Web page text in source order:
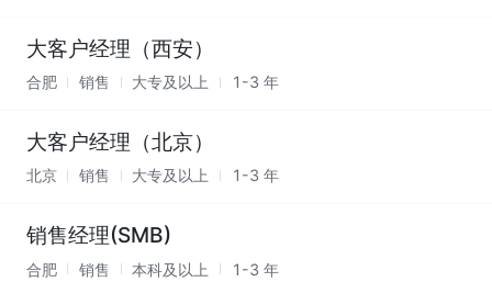
大客户经理（西安）
合肥 销售 大专及以上 1-3 年
大客户经理（北京）
北京 销售 大专及以上 1-3 年
销售经理(SMB)
合肥 销售 本科及以上 1-3 年